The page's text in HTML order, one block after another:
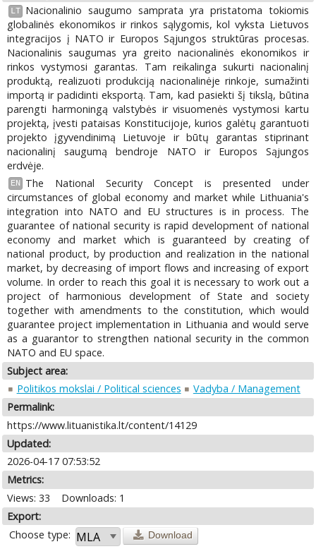
LT
Nacionalinio saugumo samprata yra pristatoma tokiomis
globalinės ekonomikos ir rinkos sąlygomis, kol vyksta Lietuvos
integracijos į NATO ir Europos Sąjungos struktūras procesas.
Nacionalinis saugumas yra greito nacionalinės ekonomikos ir
rinkos vystymosi garantas. Tam reikalinga sukurti nacionalinį
produktą, realizuoti produkciją nacionalinėje rinkoje, sumažinti
importą ir padidinti eksportą. Tam, kad pasiekti šį tikslą, būtina
parengti harmoningą valstybės ir visuomenės vystymosi kartu
projektą, įvesti pataisas Konstitucijoje, kurios galėtų garantuoti
projekto įgyvendinimą Lietuvoje ir būtų garantas stiprinant
nacionalinį saugumą bendroje NATO ir Europos Sąjungos
erdvėje.
EN
The National Security Concept is presented under
circumstances of global economy and market while Lithuania's
integration into NATO and EU structures is in process. The
guarantee of national security is rapid development of national
economy and market which is guaranteed by creating of
national product, by production and realization in the national
market, by decreasing of import flows and increasing of export
volume. In order to reach this goal it is necessary to work out a
project of harmonious development of State and society
together with amendments to the constitution, which would
guarantee project implementation in Lithuania and would serve
as a guarantor to strengthen national security in the common
NATO and EU space.
Subject area:
Politikos mokslai / Political sciences
Vadyba / Management
Permalink:
https://www.lituanistika.lt/content/14129
Updated:
2026-04-17 07:53:52
Metrics:
Views: 33
Downloads: 1
Export:
Choose type:
Download